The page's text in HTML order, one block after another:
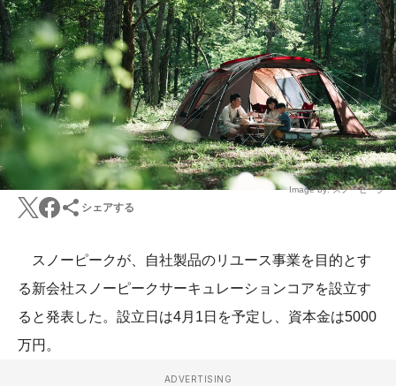
Image by: スノーピーク
シェアする
スノーピークが、自社製品のリユース事業を目的とす
る新会社スノーピークサーキュレーションコアを設立す
ると発表した。設立日は4月1日を予定し、資本金は5000
万円。
ADVERTISING